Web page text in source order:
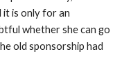
it is only for an
whether she can go
old sponsorship had